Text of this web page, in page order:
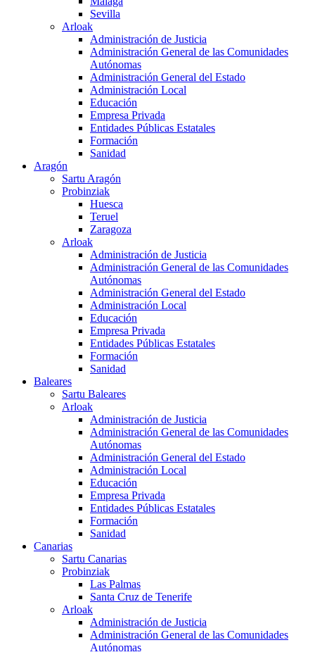
Sevilla
Arloak
Administración de Justicia
Administración General de las Comunidades
Autónomas
Administración General del Estado
Administración Local
Educación
Empresa Privada
Entidades Públicas Estatales
Formación
Sanidad
Aragón
Sartu Aragón
Probinziak
Huesca
Teruel
Zaragoza
Arloak
Administración de Justicia
Administración General de las Comunidades
Autónomas
Administración General del Estado
Administración Local
Educación
Empresa Privada
Entidades Públicas Estatales
Formación
Sanidad
Baleares
Sartu Baleares
Arloak
Administración de Justicia
Administración General de las Comunidades
Autónomas
Administración General del Estado
Administración Local
Educación
Empresa Privada
Entidades Públicas Estatales
Formación
Sanidad
Canarias
Sartu Canarias
Probinziak
Las Palmas
Santa Cruz de Tenerife
Arloak
Administración de Justicia
Administración General de las Comunidades
Autónomas